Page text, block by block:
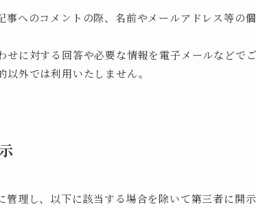
事へのコメントの際、名前やメールアドレス等の
せに対する回答や必要な情報を電子メールなどで
外では利用いたしません。
理し、以下に該当する場合を除いて第三者に開